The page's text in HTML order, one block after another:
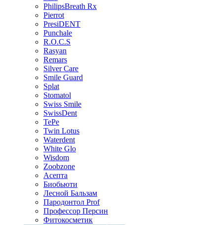
PhilipsBreath Rx
Pierrot
PresiDENT
Punchale
R.O.C.S
Rasyan
Remars
Silver Care
Smile Guard
Splat
Stomatol
Swiss Smile
SwissDent
TePe
Twin Lotus
Waterdent
White Glo
Wisdom
Zoobzone
Асепта
Биобьюти
Лесной Бальзам
Пародонтол Prof
Профессор Персин
Фитокосметик